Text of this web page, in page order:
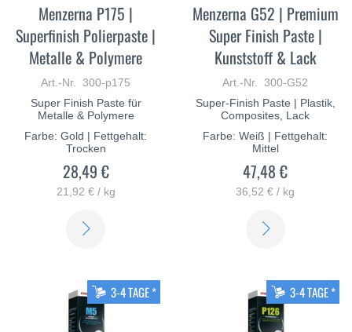
Menzerna P175 |
Superfinish Polierpaste |
Metalle & Polymere
Art.-Nr. 300-p175
Super Finish Paste für
Metalle & Polymere
Farbe: Gold | Fettgehalt:
Trocken
28,49 €
21,92 € / kg
Menzerna G52 | Premium
Super Finish Paste |
Kunststoff & Lack
Art.-Nr. 300-G52
Super-Finish Paste | Plastik,
Composites, Lack
Farbe: Weiß | Fettgehalt:
Mittel
47,48 €
36,52 € / kg
3-4 TAGE * 3-4 TAGE *